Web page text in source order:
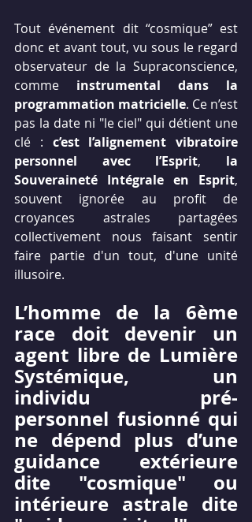
Tout événement dit “cosmique” est
donc et avant tout, vu sous le regard
observateur de la Supraconscience,
comme instrumental dans la
programmation matricielle. Ce n’est
pas la date ni "le ciel" qui détient une
clé : c’est l’alignement vibratoire
personnel avec l’Esprit, la
Souveraineté Intégrale en Esprit,
souvent ignorée au profit de
croyances astrales partagées
collectivement nous faisant sentir
faire partie d'un tout, d'une unité
illusoire.
L’homme de la 6ème
race doit devenir un
agent libre de Lumière
Systémique, un
individu pré-
personnel fusionné qui
ne dépend plus d’une
guidance extérieure
dite "cosmique" ou
intérieure astrale dite